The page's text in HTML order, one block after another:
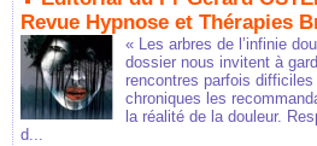
Revue Hypnose et Thérapies
« Les arbres de l’infinie
dossier nous invitent à
rencontres parfois
chroniques les
la réalité de la douleur.
d...